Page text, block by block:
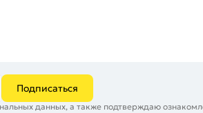
Подписаться
данных, а также подтверждаю